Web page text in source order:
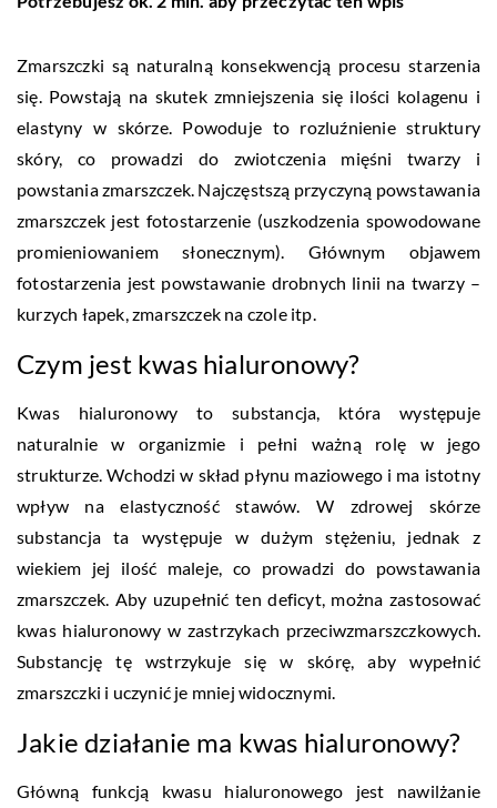
Zmarszczki są naturalną konsekwencją procesu starzenia
się. Powstają na skutek zmniejszenia się ilości kolagenu i
elastyny w skórze. Powoduje to rozluźnienie struktury
skóry, co prowadzi do zwiotczenia mięśni twarzy i
powstania zmarszczek. Najczęstszą przyczyną powstawania
zmarszczek jest fotostarzenie (uszkodzenia spowodowane
promieniowaniem słonecznym). Głównym objawem
fotostarzenia jest powstawanie drobnych linii na twarzy –
kurzych łapek, zmarszczek na czole itp.
Czym jest kwas hialuronowy?
Kwas hialuronowy to substancja, która występuje
naturalnie w organizmie i pełni ważną rolę w jego
strukturze. Wchodzi w skład płynu maziowego i ma istotny
wpływ na elastyczność stawów. W zdrowej skórze
substancja ta występuje w dużym stężeniu, jednak z
wiekiem jej ilość maleje, co prowadzi do powstawania
zmarszczek. Aby uzupełnić ten deficyt, można zastosować
kwas hialuronowy w zastrzykach przeciwzmarszczkowych.
Substancję tę wstrzykuje się w skórę, aby wypełnić
zmarszczki i uczynić je mniej widocznymi.
Jakie działanie ma kwas hialuronowy?
Główną funkcją kwasu hialuronowego jest nawilżanie